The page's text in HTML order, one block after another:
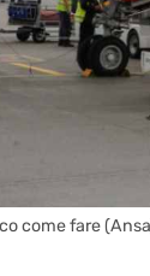
come fare